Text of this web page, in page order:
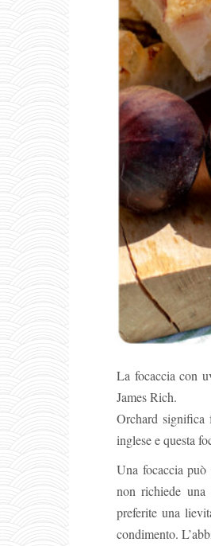
La focaccia con
James Rich.
Orchard significa
inglese e questa
Una focaccia può
non richiede una
preferite una
condimento.